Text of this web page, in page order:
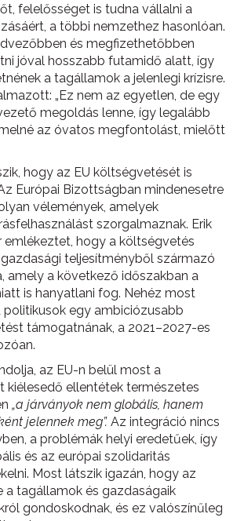
felelősséget is tudna vállalni a
a többi nemzethez hasonlóan.
és megfizethetőbben
jóval hosszabb futamidő alatt, így
a tagállamok a jelenlegi krízisre.
„Ez nem az egyetlen, de egy
megoldás lenne, így legalább
az óvatos megfontolást, mielőtt
hogy az EU költségvetését is
Európai Bizottságban mindenesetre
vélemények, amelyek
szorgalmaznak. Erik
emlékeztet, hogy a költségvetés
teljesítményből származó
amely a következő időszakban a
is hanyatlani fog. Nehéz most
politikusok egy ambiciózusabb
támogatnának, a 2021–2027-es
az EU-n belül most a
ellentétek természetes
„a járványok nem globális, hanem
jelennek meg”. Az integráció nincs
a problémák helyi eredetűek, így
és az európai szolidaritás
Most látszik igazán, hogy az
a tagállamok és gazdaságaik
gondoskodnak, és ez valószínűleg